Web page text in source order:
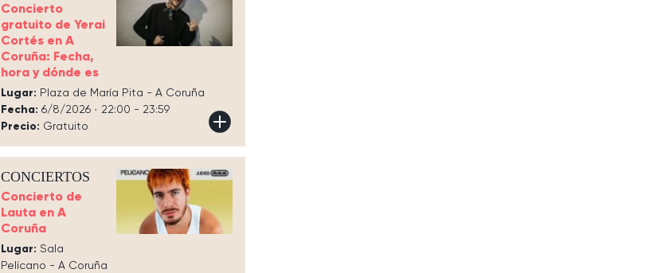
Concierto
gratuito de Yerai
Cortés en A
Coruña: Fecha,
hora y dónde es
Lugar: Plaza de María Pita - A Coruña
Fecha: 6/8/2026 · 22:00 - 23:59
Precio: Gratuito
CONCIERTOS
Concierto de
Lauta en A
Coruña
Lugar: Sala
Pelícano - A Coruña